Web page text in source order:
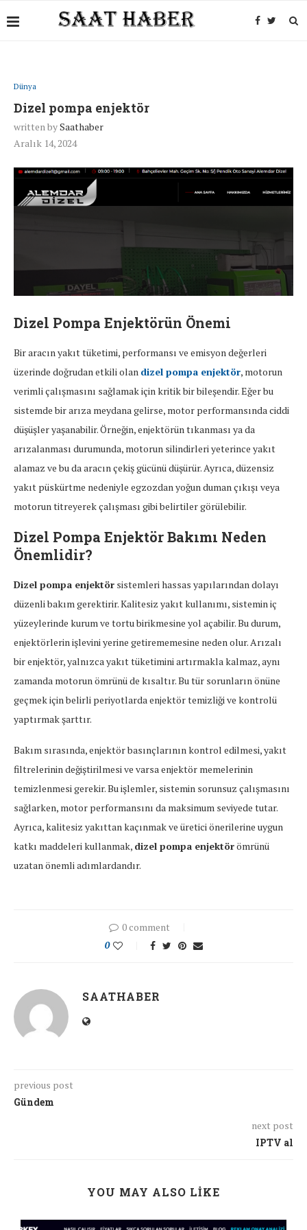
Dünya
Dizel pompa enjektör
written bySaathaber
Aralık 14, 2024
Dizel Pompa Enjektörün Önemi
Bir aracın yakıt tüketimi, performansı ve emisyon değerleri
üzerinde doğrudan etkili olan dizel pompa enjektör, motorun
verimli çalışmasını sağlamak için kritik bir bileşendir. Eğer bu
sistemde bir arıza meydana gelirse, motor performansında ciddi
düşüşler yaşanabilir. Örneğin, enjektörün tıkanması ya da
arızalanması durumunda, motorun silindirleri yeterince yakıt
alamaz ve bu da aracın çekiş gücünü düşürür. Ayrıca, düzensiz
yakıt püskürtme nedeniyle egzozdan yoğun duman çıkışı veya
motorun titreyerek çalışması gibi belirtiler görülebilir.
Dizel Pompa Enjektör Bakımı Neden
Önemlidir?
Dizel pompa enjektör sistemleri hassas yapılarından dolayı
düzenli bakım gerektirir. Kalitesiz yakıt kullanımı, sistemin iç
yüzeylerinde kurum ve tortu birikmesine yol açabilir. Bu durum,
enjektörlerin işlevini yerine getirememesine neden olur. Arızalı
bir enjektör, yalnızca yakıt tüketimini artırmakla kalmaz, aynı
zamanda motorun ömrünü de kısaltır. Bu tür sorunların önüne
geçmek için belirli periyotlarda enjektör temizliği ve kontrolü
yaptırmak şarttır.
Bakım sırasında, enjektör basınçlarının kontrol edilmesi, yakıt
filtrelerinin değiştirilmesi ve varsa enjektör memelerinin
temizlenmesi gerekir. Bu işlemler, sistemin sorunsuz çalışmasını
sağlarken, motor performansını da maksimum seviyede tutar.
Ayrıca, kalitesiz yakıttan kaçınmak ve üretici önerilerine uygun
katkı maddeleri kullanmak, dizel pompa enjektörömrünü
uzatan önemli adımlardandır.
0 comment
0
SAATHABER
previous post
Gündem
next post
IPTV al
YOU MAY ALSO LIKE